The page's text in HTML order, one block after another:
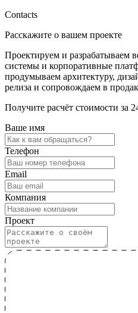
Contacts
Расскажите о вашем проекте
Проектируем и разрабатываем
системы и корпоративные
продумываем архитектуру,
релиза и сопровождаем в
Получите расчёт стоимости за
Ваше имя
Телефон
Email
Компания
Проект